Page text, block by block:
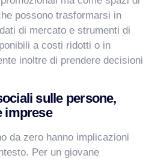
possono trasformarsi in
di mercato e strumenti di
a costi ridotti o in
inoltre di prendere decisioni
sulle persone,
imprese
da zero hanno implicazioni
Per un giovane